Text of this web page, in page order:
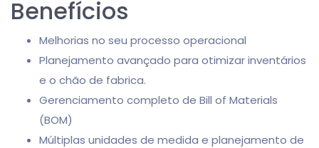
Benefícios
Melhorias no seu processo operacional
Planejamento avançado para otimizar inventários
e o chão de fabrica.
Gerenciamento completo de Bill of Materials
(BOM)
Múltiplas unidades de medida e planejamento de